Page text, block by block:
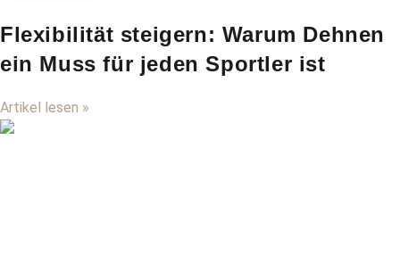
Flexibilität steigern: Warum Dehnen
ein Muss für jeden Sportler ist
Artikel lesen »